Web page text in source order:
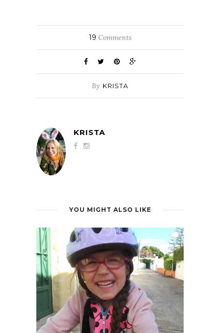
19 Comments
By KRISTA
KRISTA
YOU MIGHT ALSO LIKE